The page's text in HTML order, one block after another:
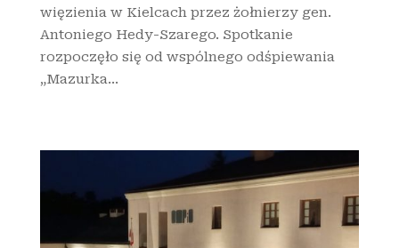
więzienia w Kielcach przez żołnierzy gen.
Antoniego Hedy-Szarego. Spotkanie
rozpoczęło się od wspólnego odśpiewania
„Mazurka...